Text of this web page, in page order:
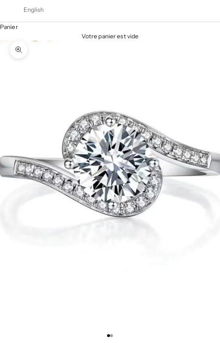
English
Panier
Votre panier est vide
Zoomer sur l'image
Aller à l'élément 1
Aller à l'élément 2